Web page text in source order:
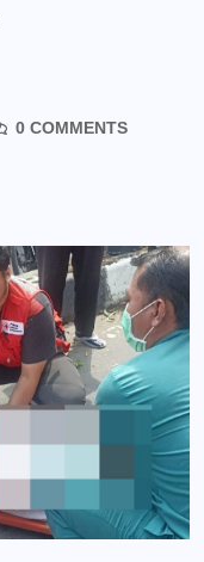
0 COMMENTS